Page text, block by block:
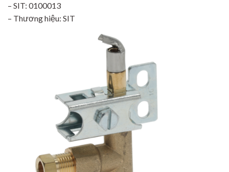
– SIT: 0100013
– Thương hiệu: SIT